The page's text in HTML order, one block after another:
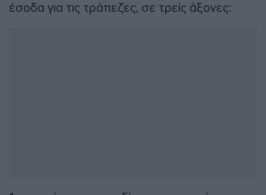
έσοδα για τις τράπεζες, σε τρείς άξονες: